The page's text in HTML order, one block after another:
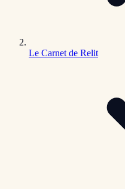
Le Carnet de Relit